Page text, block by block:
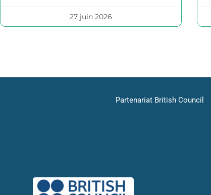
27 juin 2026
Partenariat British Council